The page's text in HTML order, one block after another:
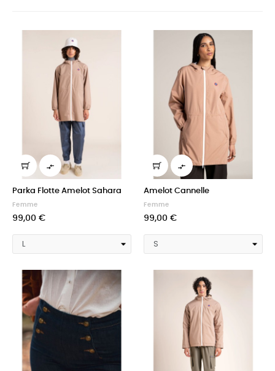

Parka Flotte Amelot Sahara
Femme
99,00 €

Amelot Cannelle
Femme
99,00 €